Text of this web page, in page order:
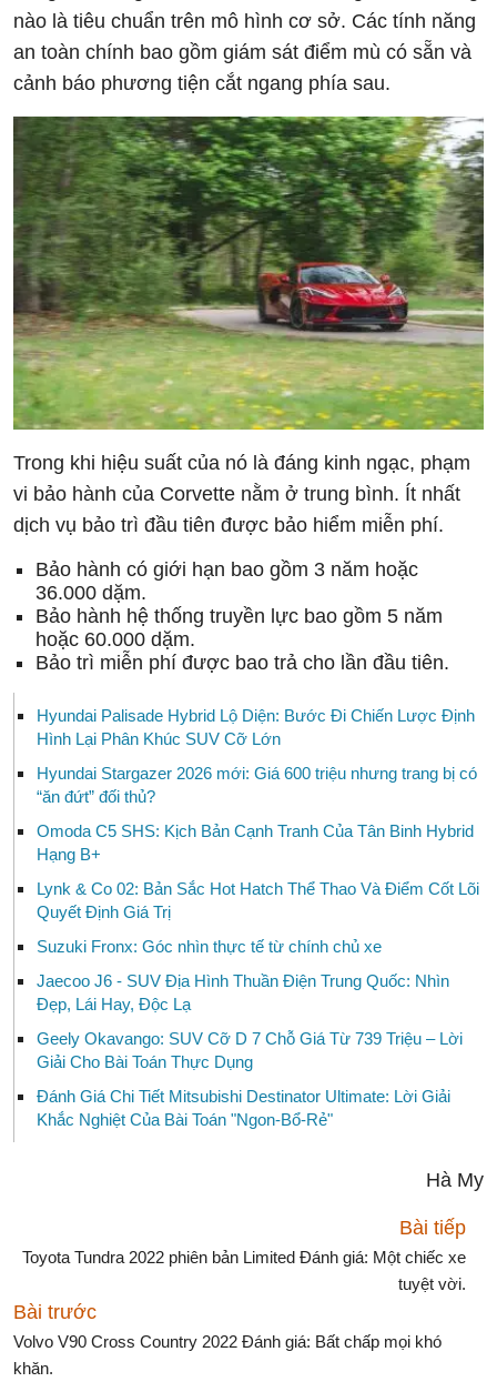
nào là tiêu chuẩn trên mô hình cơ sở. Các tính năng
an toàn chính bao gồm giám sát điểm mù có sẵn và
cảnh báo phương tiện cắt ngang phía sau.
Trong khi hiệu suất của nó là đáng kinh ngạc, phạm
vi bảo hành của Corvette nằm ở trung bình. Ít nhất
dịch vụ bảo trì đầu tiên được bảo hiểm miễn phí.
Bảo hành có giới hạn bao gồm 3 năm hoặc
36.000 dặm.
Bảo hành hệ thống truyền lực bao gồm 5 năm
hoặc 60.000 dặm.
Bảo trì miễn phí được bao trả cho lần đầu tiên.
Hyundai Palisade Hybrid Lộ Diện: Bước Đi Chiến Lược Định
Hình Lại Phân Khúc SUV Cỡ Lớn
Hyundai Stargazer 2026 mới: Giá 600 triệu nhưng trang bị có
“ăn đứt” đối thủ?
Omoda C5 SHS: Kịch Bản Cạnh Tranh Của Tân Binh Hybrid
Hạng B+
Lynk & Co 02: Bản Sắc Hot Hatch Thể Thao Và Điểm Cốt Lõi
Quyết Định Giá Trị
Suzuki Fronx: Góc nhìn thực tế từ chính chủ xe
Jaecoo J6 - SUV Địa Hình Thuần Điện Trung Quốc: Nhìn
Đẹp, Lái Hay, Độc Lạ
Geely Okavango: SUV Cỡ D 7 Chỗ Giá Từ 739 Triệu – Lời
Giải Cho Bài Toán Thực Dụng
Đánh Giá Chi Tiết Mitsubishi Destinator Ultimate: Lời Giải
Khắc Nghiệt Của Bài Toán "Ngon-Bổ-Rẻ"
Hà My
Bài tiếp
Toyota Tundra 2022 phiên bản Limited Đánh giá: Một chiếc xe
tuyệt vời.
Bài trước
Volvo V90 Cross Country 2022 Đánh giá: Bất chấp mọi khó
khăn.